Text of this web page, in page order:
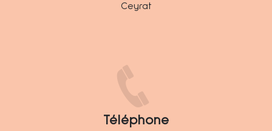
Ceyrat
Téléphone